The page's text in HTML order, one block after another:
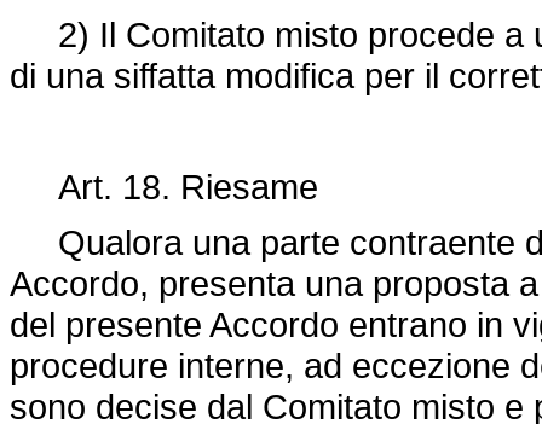
2) Il Comitato misto procede a
di una siffatta modifica per il
Art. 18. Riesame
Qualora una parte contraente
Accordo, presenta una proposta
del presente Accordo entrano in
procedure interne, ad eccezione
sono decise dal Comitato misto